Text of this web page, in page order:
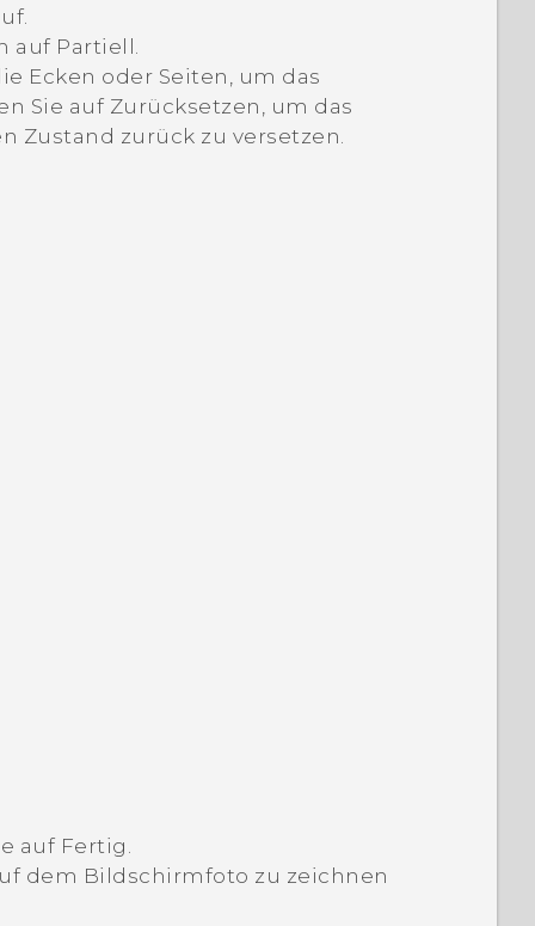
auf Partiell
Ecken oder Seiten, um das
Sie auf Zurücksetzen
, um das
zurück zu versetzen.
auf Fertig
dem Bildschirmfoto zu zeichnen